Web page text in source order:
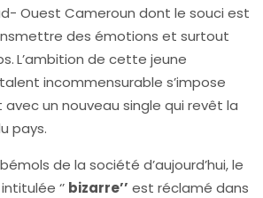
Ouest Cameroun dont le souci est
des émotions et surtout
L’ambition de cette jeune
incommensurable s’impose
un nouveau single qui revêt la
pays.
de la société d’aujourd’hui, le
‘’ bizarre’’ est réclamé dans